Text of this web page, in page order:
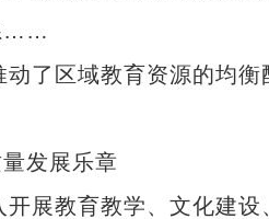
……
区域教育资源的均衡
发展乐章
教育教学、文化建设